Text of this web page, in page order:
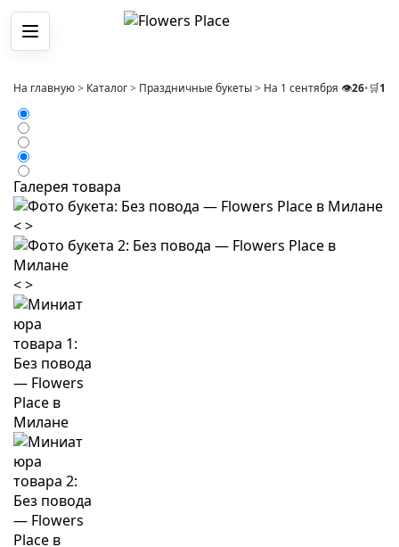
Меню
На главную> Каталог> Праздничные букеты> На 1 сентября >Букет
👁️26•🛒1
Галерея товара
<>
<>